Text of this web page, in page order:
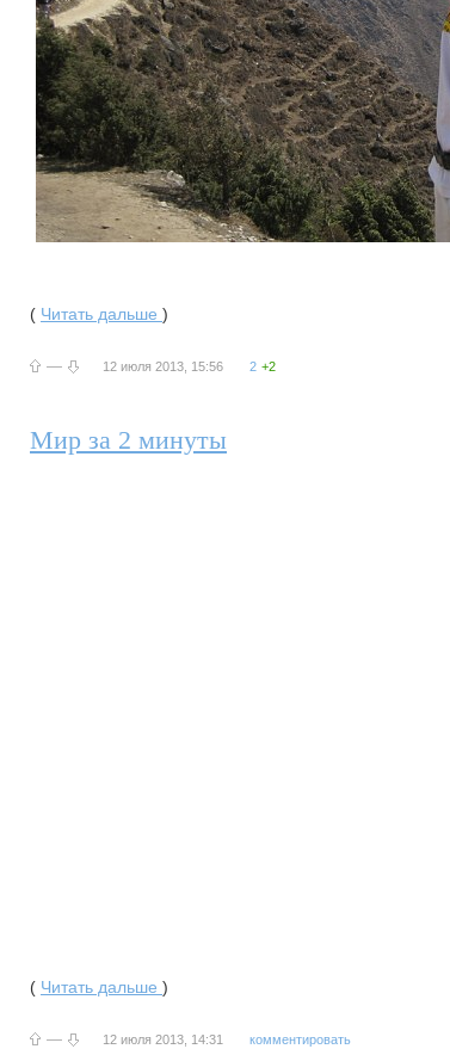
( Читать дальше )
— 12 июля 2013, 15:56 2 +2
Мир за 2 минуты
( Читать дальше )
— 12 июля 2013, 14:31 комментировать